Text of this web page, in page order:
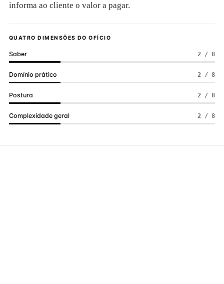
informa ao cliente o valor a pagar.
QUATRO DIMENSÕES DO OFÍCIO
Saber 2 / 8
Domínio prático 2 / 8
Postura 2 / 8
Complexidade geral 2 / 8